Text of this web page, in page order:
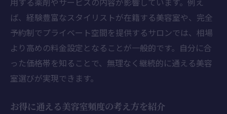
ば、経験豊富なスタイリストが在籍する美容室や、完全
予約制でプライベート空間を提供するサロンでは、相場
より高めの料金設定となることが一般的です。自分に合
った価格帯を知ることで、無理なく継続的に通える美容
室選びが実現できます。
お得に通える美容室頻度の考え方を紹介